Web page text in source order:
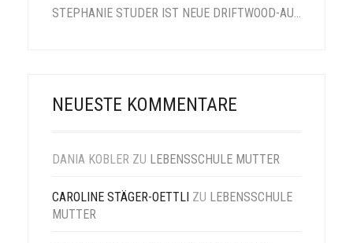
NEUESTE KOMMENTARE
DANIA KOBLER ZU LEBENSSCHULE MUTTER
CAROLINE STÄGER-OETTLI ZU LEBENSSCHULE
MUTTER